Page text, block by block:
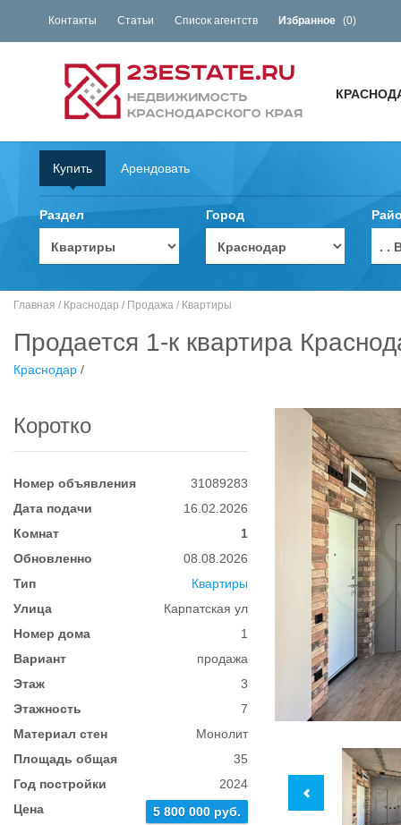
Контакты Статьи Список агентств Избранное (0)
Купить Арендовать
Раздел Город
. .
Главная / Краснодар / Продажа / Квартиры
Продается 1-к квартира
Краснодар /
Коротко
Номер объявления
31089283
Дата подачи
16.02.2026
Комнат
1
Обновленно
08.08.2026
Тип
Квартиры
Улица
Карпатская ул
Номер дома
1
Вариант
продажа
Этаж
3
Этажность
7
Материал стен
Монолит
Площадь общая
35
Год постройки
2024
Цена
5 800 000 руб.